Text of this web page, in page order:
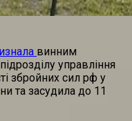
винним
управління
збройних сил рф у
та засудила до 11